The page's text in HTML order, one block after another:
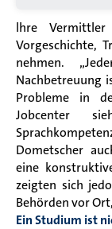
lhre Vermittler
Vorgeschichte,
nehmen.
Nachbetreuung
Probleme in
Jobcenter
Dometscher
eine
zeigten sich
Behörden vor
Ein Studium ist